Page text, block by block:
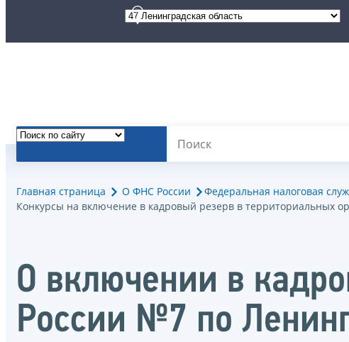
Главная страница О ФНС России Федеральная налоговая
Конкурсы на включение в кадровый резерв в территориальных
О включении в
России №7 по